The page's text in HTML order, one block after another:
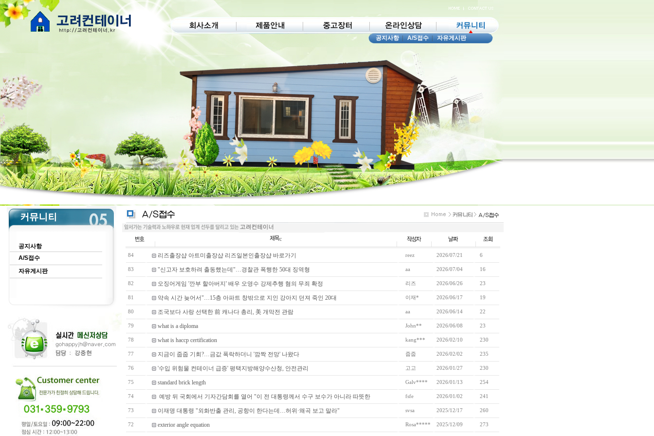
공지사항|A/S접수|자유게시판
공지사항
A/S접수
자유게시판
c
84 리즈출장샵 아트미출장샵 리즈일본인출장샵 바로가기 reez 2026/07/21 6
83 "신고자 보호하려 출동했는데"…경찰관 폭행한 50대 징역형 aa 2026/07/04 16
82 오징어게임 '깐부 할아버지' 배우 오영수 강제추행 혐의 무죄 확정 리즈 2026/06/26 23
81 약속 시간 늦어서"…15층 아파트 창밖으로 지인 강아지 던져 죽인 20대 이재* 2026/06/17 19
80 조국보다 사랑 선택한 前 캐나다 총리, 美 개막전 관람 aa 2026/06/14 22
79 what is a diploma John** 2026/06/08 23
78 what is haccp certification kang*** 2026/02/10 230
77 지금이 줍줍 기회?…금값 폭락하더니 '깜짝 전망' 나왔다 줍줍 2026/02/02 235
76 '수입 위험물 컨테이너 급증' 평택지방해양수산청, 안전관리 고고 2026/01/27 230
75 standard brick length Galv**** 2026/01/13 254
74 예방 뒤 국회에서 기자간담회를 열어 "이 전 대통령께서 수구 보수가 아니라 따뜻한 fsfe 2026/01/02 241
73 이재명 대통령 "외화반출 관리, 공항이 한다는데…허위·왜곡 보고 말라" svsa 2025/12/17 260
72 exterior angle equation Rosa***** 2025/12/09 273